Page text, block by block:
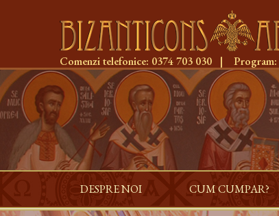
Comenzi telefonice: 0374 703 030 | Program:
DESPRE NOI CUM CUMPAR?